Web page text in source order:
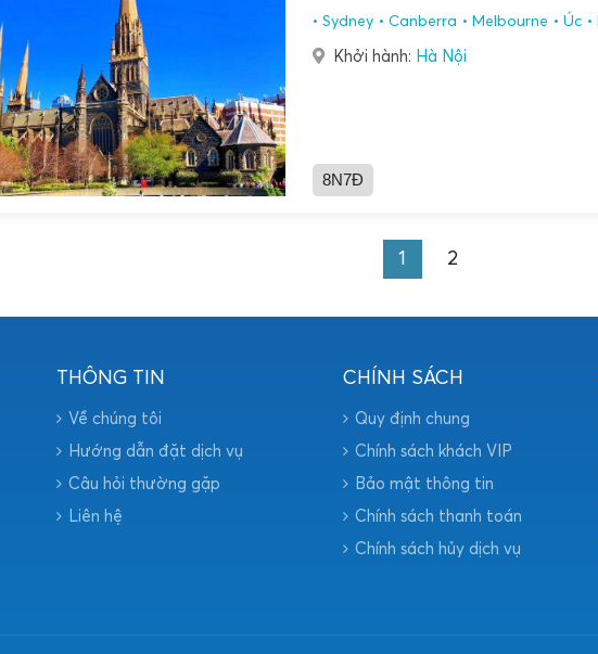
Sydney Canberra Melbourne Úc
Khởi hành: Hà Nội
8N7Đ
1 2
THÔNG TIN
Về chúng tôi
Hướng dẫn đặt dịch vụ
Câu hỏi thường gặp
Liên hệ
CHÍNH SÁCH
Quy định chung
Chính sách khách VIP
Bảo mật thông tin
Chính sách thanh toán
Chính sách hủy dịch vụ